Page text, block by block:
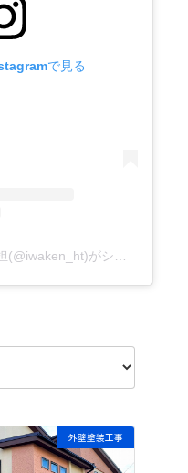
で見る
岩建ホームテックweb担(@iwaken_ht)がシェアした投稿
外壁塗装工事